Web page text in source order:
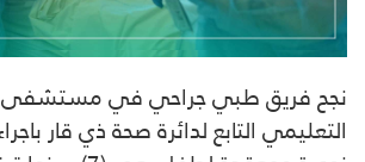
نجح فريق طبي جراحي في مستشفى
التعليمي التابع لدائرة صحة ذي قار